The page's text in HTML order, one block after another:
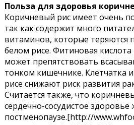
Польза для здоровья
Коричневый рис имеет очень
так как содержит много
витаминов, которые теряются
белом рисе. Фитиновая
может препятствовать
тонком кишечнике. Клетчатка
рисе снижают риск развития
Считается также, что
сердечно-сосудистое
постменопаузе.[http://